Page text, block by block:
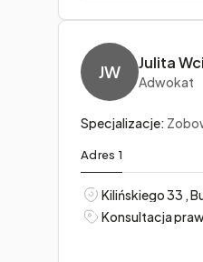
JW Julita
Adwokat
Specjalizacje:
Adres 1
Kilińskiego 33 ,
Konsultacja